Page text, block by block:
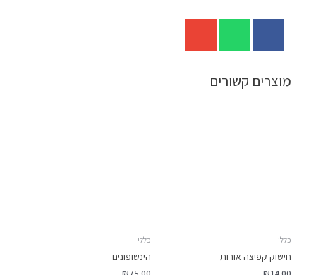
מוצרים קשורים
כללי
חישוק קפיצה אורות
כללי
הינשופונים